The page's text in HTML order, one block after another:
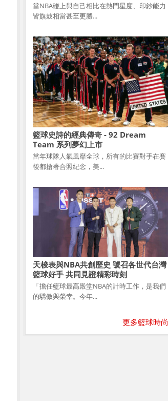
當NBA碰上與自己相比在熱門星度、印鈔能力
皆旗鼓相當甚至更勝...
籃球史詩的經典傳奇 - 92 Dream
Team 系列夢幻上市
當年球隊人氣風靡全球，所有的比賽對手在賽
後都搶著合照紀念，美...
天梭表與NBA共創歷史 號召各世代台灣
籃球好手 共同見證精彩時刻
「擔任籃球最高殿堂NBA的計時工作，是我們
的驕傲與榮幸。今年...
更多籃球時尚